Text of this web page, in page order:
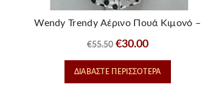
Wendy Trendy Αέρινο Πουά Κιμονό –
€55.50 Original
price
was:
€30.00Η
τρέχουσα
τιμή
ΔΙΑΒΆΣΤΕ ΠΕΡΙΣΣΌΤΕΡΑ